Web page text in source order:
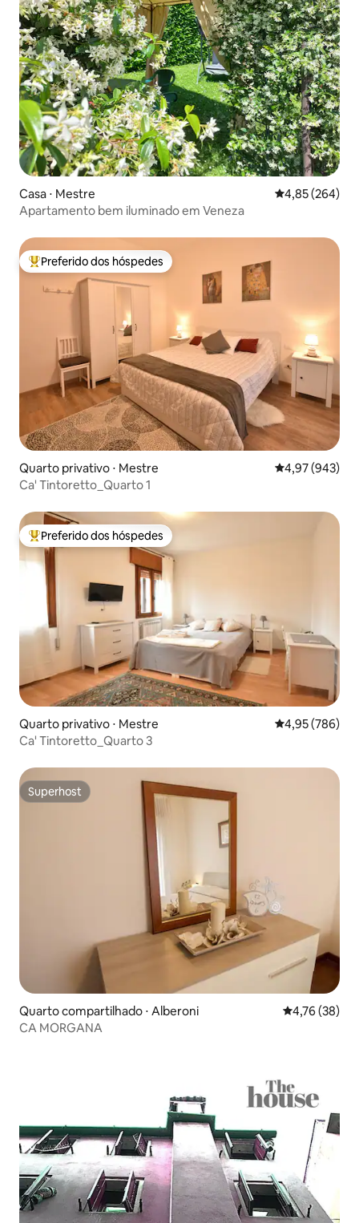
Casa ⋅ Mestre 4,85 de uma
4,85 (264)
Apartamento bem iluminado em Veneza
Entre os melhores preferidos dos hóspedes
Preferido dos hóspedes
Quarto privativo ⋅ Mestre 4,97 de uma
4,97 (943)
Ca' Tintoretto_Quarto 1
Entre os melhores preferidos dos hóspedes
Preferido dos hóspedes
Quarto privativo ⋅ Mestre 4,95 de uma
4,95 (786)
Ca' Tintoretto_Quarto 3
Superhost
Superhost
Quarto compartilhado ⋅ Alberoni 4,76 de uma
4,76 (38)
CA MORGANA